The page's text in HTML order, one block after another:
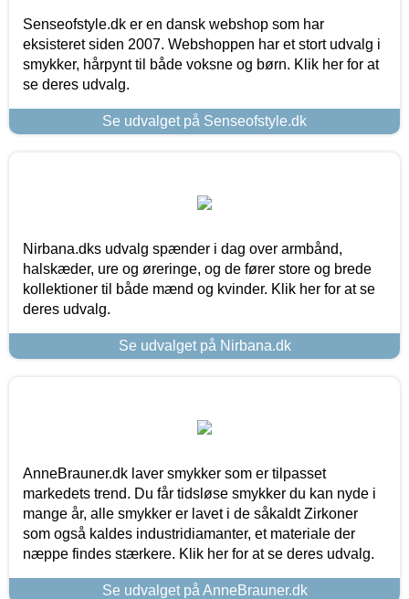
Senseofstyle.dk er en dansk webshop som har
eksisteret siden 2007. Webshoppen har et stort udvalg i
smykker, hårpynt til både voksne og børn. Klik her for at
se deres udvalg.
Se udvalget på Senseofstyle.dk
Nirbana.dks udvalg spænder i dag over armbånd,
halskæder, ure og øreringe, og de fører store og brede
kollektioner til både mænd og kvinder. Klik her for at se
deres udvalg.
Se udvalget på Nirbana.dk
AnneBrauner.dk laver smykker som er tilpasset
markedets trend. Du får tidsløse smykker du kan nyde i
mange år, alle smykker er lavet i de såkaldt Zirkoner
som også kaldes industridiamanter, et materiale der
næppe findes stærkere. Klik her for at se deres udvalg.
Se udvalget på AnneBrauner.dk